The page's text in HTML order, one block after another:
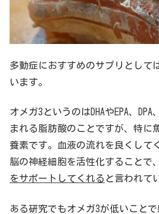
多動症におすすめのサプリとして
います。
オメガ3というのはDHAやEPA、
まれる脂肪酸のことですが、特に
養素です。血液の流れを良くして
脳の神経細胞を活性化することで、
をサポートしてくれる と言われて
ある研究でもオメガ3が低いこと